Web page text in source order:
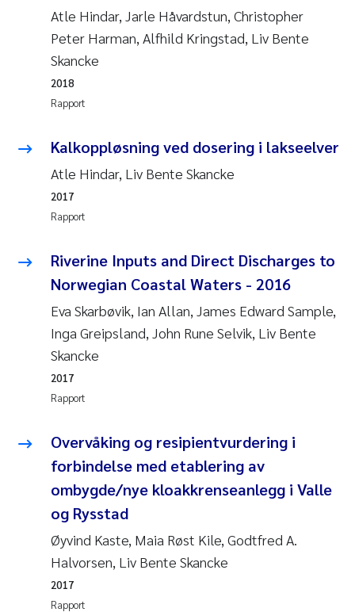
Atle Hindar, Jarle Håvardstun, Christopher
Peter Harman, Alfhild Kringstad, Liv Bente
Skancke
Rapport
2018
Kalkoppløsning ved dosering i lakseelver
Atle Hindar, Liv Bente Skancke
Rapport
2017
Riverine Inputs and Direct Discharges to
Norwegian Coastal Waters - 2016
Eva Skarbøvik, Ian Allan, James Edward Sample,
Inga Greipsland, John Rune Selvik, Liv Bente
Skancke
Rapport
2017
Overvåking og resipientvurdering i
forbindelse med etablering av
ombygde/nye kloakkrenseanlegg i Valle
og Rysstad
Øyvind Kaste, Maia Røst Kile, Godtfred A.
Halvorsen, Liv Bente Skancke
Rapport
2017